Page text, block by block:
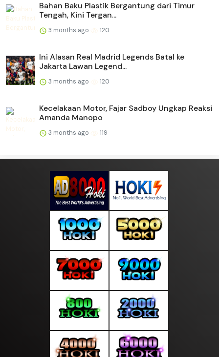
Bahan Baku Plastik Bergantung dari Timur
Tengah, Kini Tergan...
3 months ago 120
Ini Alasan Real Madrid Legends Batal ke
Jakarta Lawan Legend...
3 months ago 120
Kecelakaan Motor, Fajar Sadboy Ungkap Reaksi
Amanda Manopo
3 months ago 119